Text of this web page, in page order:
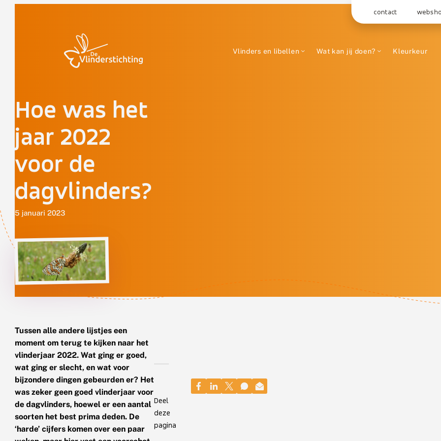
contact
Vlinders en libellen Wat kan jij doen? Kleurkeur
Hoe was het
jaar 2022
voor de
dagvlinders?
5 januari 2023
Tussen alle andere lijstjes een
moment om terug te kijken naar het
vlinderjaar 2022. Wat ging er goed,
wat ging er slecht, en wat voor
bijzondere dingen gebeurden er? Het
was zeker geen goed vlinderjaar voor
de dagvlinders, hoewel er een aantal
soorten het best prima deden. De
‘harde’ cijfers komen over een paar
Deel
deze
pagina